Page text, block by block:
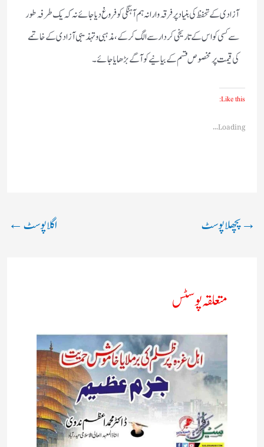
آزادی کے تحفظ کی بنیاد پر فرقہ وارانہ ہم آہنگی کو فروغ دیا جائے نہ کہ یک طرفہ طور
سے کسی کو اس کے تاریخی کردار سے الگ کر کے، مذہبی و تہذیبی آزادی کے خاتمے
کی قیمت پر مخصوص قسم کے بیانیے کو آگے بڑھایا جائے۔
Like this:
Loading...
→پچھلا پوسٹ اگلا پوسٹ←
متعلقہ پوسٹس